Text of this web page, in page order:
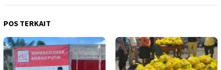
POS TERKAIT